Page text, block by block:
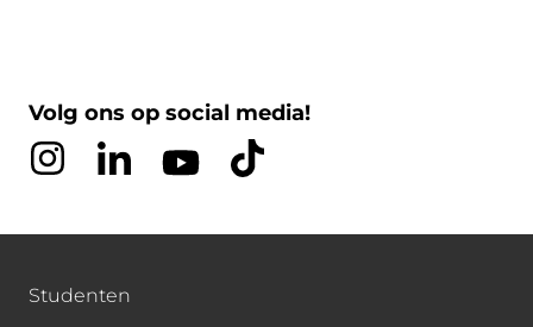
Volg ons op social media!
Studenten